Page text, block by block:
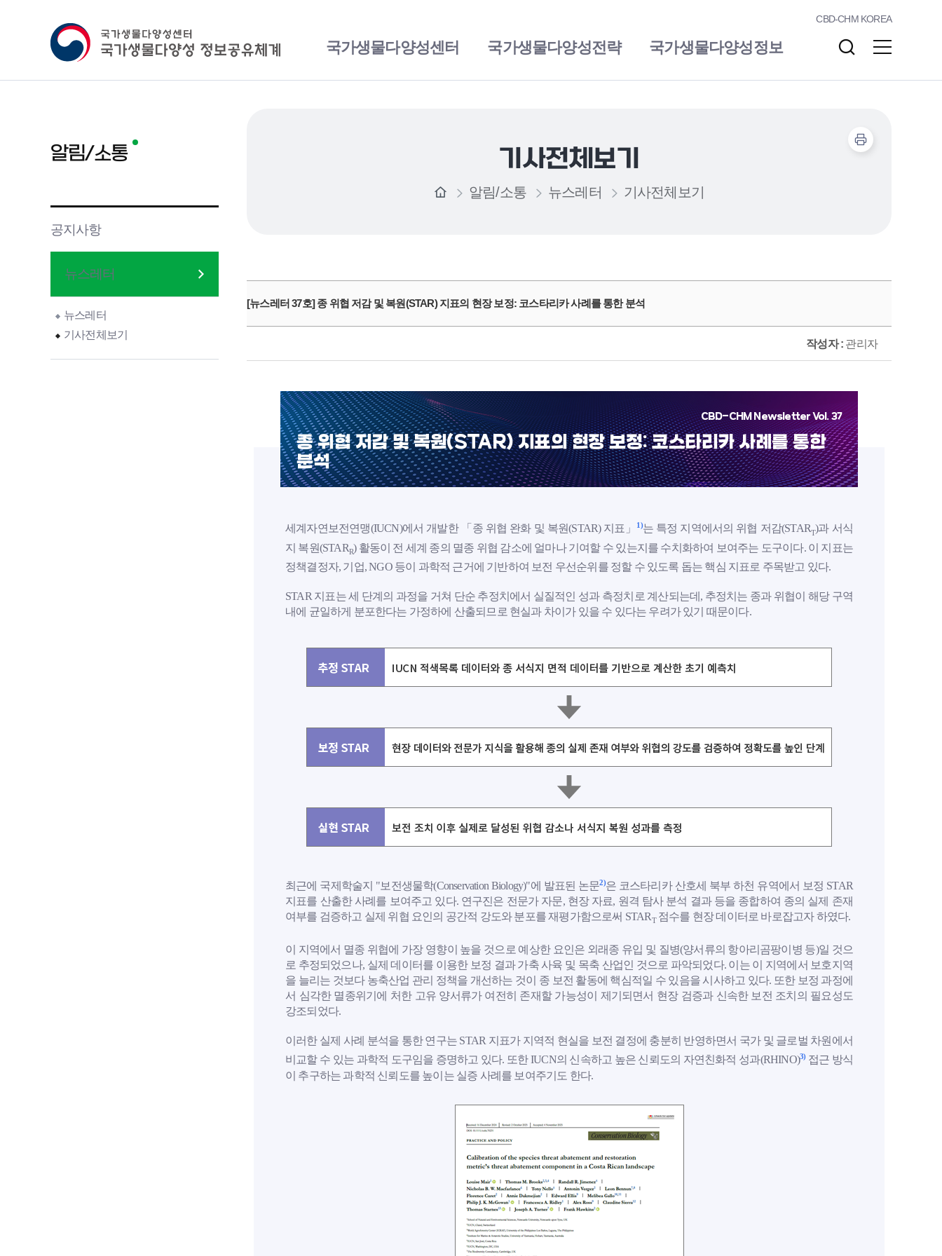
CBD-CHM KOREA
국가생물다양성센터 국가생물다양성전략 국가생물다양성정보
알림/소통
공지사항
뉴스레터
뉴스레터
기사전체보기
기사전체보기
알림/소통 뉴스레터 기사전체보기
[뉴스레터 37호] 종 위협 저감 및 복원(STAR) 지표의 현장 보정: 코스타리카 사례를 통한 분석
작성자 : 관리자
CBD-CHM Newsletter Vol. 37
종 위협 저감 및 복원(STAR) 지표의 현장 보정: 코스타리카 사례를 통한
분석
세계자연보전연맹(IUCN)에서 개발한 「종 위협 완화 및 복원(STAR) 지표」 1)는 특정 지역에서의 위협 저감(START)과 서식
지 복원(STARR) 활동이 전 세계 종의 멸종 위협 감소에 얼마나 기여할 수 있는지를 수치화하여 보여주는 도구이다. 이 지표는
정책결정자, 기업, NGO 등이 과학적 근거에 기반하여 보전 우선순위를 정할 수 있도록 돕는 핵심 지표로 주목받고 있다.
STAR 지표는 세 단계의 과정을 거쳐 단순 추정치에서 실질적인 성과 측정치로 계산되는데, 추정치는 종과 위협이 해당 구역
내에 균일하게 분포한다는 가정하에 산출되므로 현실과 차이가 있을 수 있다는 우려가 있기 때문이다.
최근에 국제학술지 "보전생물학(Conservation Biology)"에 발표된 논문2)은 코스타리카 산호세 북부 하천 유역에서 보정 STAR
지표를 산출한 사례를 보여주고 있다. 연구진은 전문가 자문, 현장 자료, 원격 탐사 분석 결과 등을 종합하여 종의 실제 존재
여부를 검증하고 실제 위협 요인의 공간적 강도와 분포를 재평가함으로써 START점수를 현장 데이터로 바로잡고자 하였다.
이 지역에서 멸종 위협에 가장 영향이 높을 것으로 예상한 요인은 외래종 유입 및 질병(양서류의 항아리곰팡이병 등)일 것으
로 추정되었으나, 실제 데이터를 이용한 보정 결과 가축 사육 및 목축 산업인 것으로 파악되었다. 이는 이 지역에서 보호지역
을 늘리는 것보다 농축산업 관리 정책을 개선하는 것이 종 보전 활동에 핵심적일 수 있음을 시사하고 있다. 또한 보정 과정에
서 심각한 멸종위기에 처한 고유 양서류가 여전히 존재할 가능성이 제기되면서 현장 검증과 신속한 보전 조치의 필요성도
강조되었다.
이러한 실제 사례 분석을 통한 연구는 STAR 지표가 지역적 현실을 보전 결정에 충분히 반영하면서 국가 및 글로벌 차원에서
비교할 수 있는 과학적 도구임을 증명하고 있다. 또한 IUCN의 신속하고 높은 신뢰도의 자연친화적 성과(RHINO)3)접근 방식
이 추구하는 과학적 신뢰도를 높이는 실증 사례를 보여주기도 한다.